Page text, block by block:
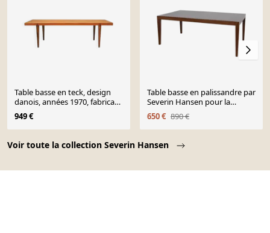
Voir toute la collection Severin Hansen
Table basse en teck, design
danois, années 1970, fabricant
: Severin Hansen
949 €
Table basse en palissandre par
Severin Hansen pour la
menuiserie de meubles
Haslev, années 1960
650 € 890 €